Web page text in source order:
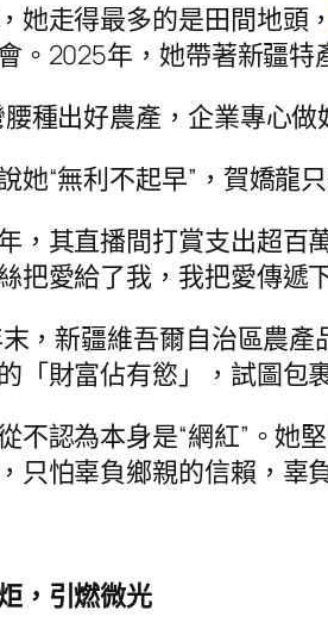
她走得最多的是田間地頭，
。2025年，她帶著新疆特
腰種出好農產，企業專心
她“無利不起早”，賀嬌龍
，其直播間打賞支出超百
把愛給了我，我把愛傳遞
，新疆維吾爾自治區農
「財富佔有慾」，試圖包
不認為本身是“網紅”。她
只怕辜負鄉親的信賴，辜
，引燃微光